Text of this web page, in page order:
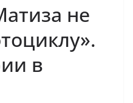
не
в